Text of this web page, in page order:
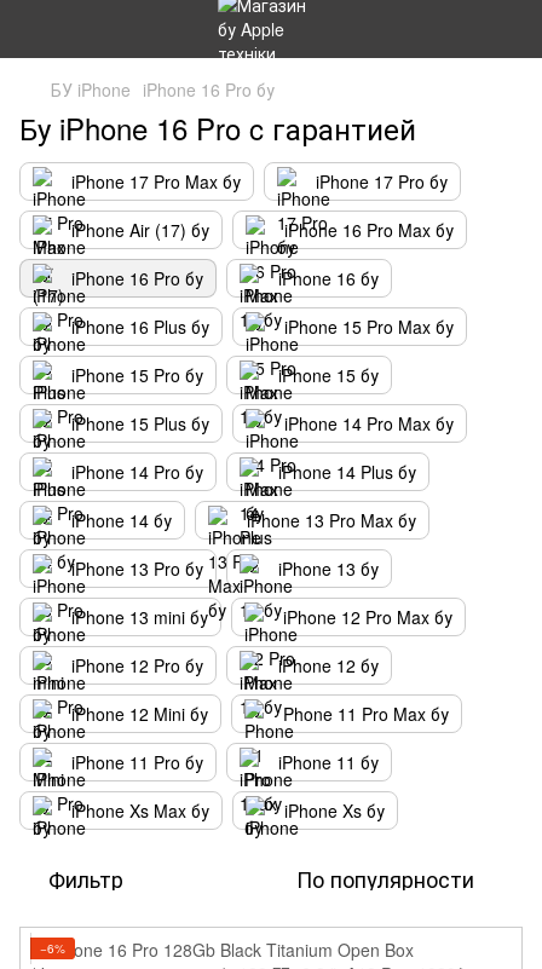
БУ iPhone iPhone 16 Pro бу
Бу iPhone 16 Pro c гарантией
iPhone 17 Pro Max бу
iPhone 17 Pro бу
iPhone Air (17) бу
iPhone 16 Pro Max бу
iPhone 16 Pro бу
iPhone 16 бу
iPhone 16 Plus бу
iPhone 15 Pro Max бу
iPhone 15 Pro бу
iPhone 15 бу
iPhone 15 Plus бу
iPhone 14 Pro Max бу
iPhone 14 Pro бу
iPhone 14 Plus бу
iPhone 14 бу
iPhone 13 Pro Max бу
iPhone 13 Pro бу
iPhone 13 бу
iPhone 13 mini бу
iPhone 12 Pro Max бу
iPhone 12 Pro бу
iPhone 12 бу
iPhone 12 Mini бу
Phone 11 Pro Max бу
iPhone 11 Pro бу
iPhone 11 бу
iPhone Xs Max бу
iPhone Xs бу
Фильтр По популярности
−6%